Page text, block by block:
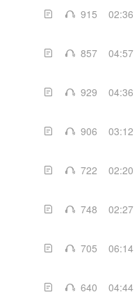
915 02:36
857 04:57
929 04:36
906 03:12
722 02:20
748 02:27
705 06:14
640 04:44